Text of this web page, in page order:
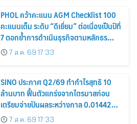
PHOL คว้าคะแนน AGM Checklist 100
คะแนนเต็ม ระดับ “ดีเยี่ยม” ต่อเนื่องเป็นปีที่
7 ตอกย้ำการดำเนินธุรกิจตามหลักธร
รมาภิบาล โปร่งใส สร้างความเชื่อมั่นผู้ถือ
หุ้น
7 ส.ค. 69 17:33
SINO ประกาศ Q2/69 ทำกำไรสุทธิ 10
ล้านบาท ฟื้นตัวแกร่งจากไตรมาสก่อน
เตรียมจ่ายปันผลระหว่างกาล 0.014423
บาทต่อหุ้น ครึ่งปีหลังมุ่งเติบโตต่อเนื่อง
7 ส.ค. 69 17:33